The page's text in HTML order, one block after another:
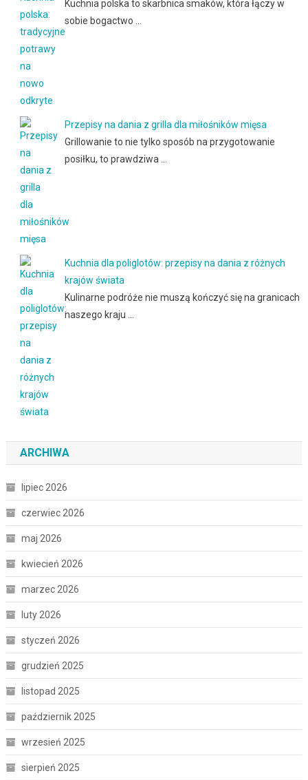
Kuchnia polska to skarbnica smaków, która łączy w
sobie bogactwo …
Przepisy na dania z grilla dla miłośników mięsa
Grillowanie to nie tylko sposób na przygotowanie
posiłku, to prawdziwa …
Kuchnia dla poliglotów: przepisy na dania z różnych
krajów świata
Kulinarne podróże nie muszą kończyć się na granicach
naszego kraju …
ARCHIWA
lipiec 2026
czerwiec 2026
maj 2026
kwiecień 2026
marzec 2026
luty 2026
styczeń 2026
grudzień 2025
listopad 2025
październik 2025
wrzesień 2025
sierpień 2025